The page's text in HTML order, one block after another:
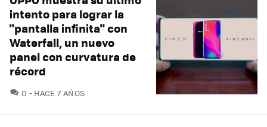
intento para lograr la
"pantalla infinita" con
Waterfall, un nuevo
panel con curvatura de
récord
0 COMENTARIOS
HACE 7 AÑOS